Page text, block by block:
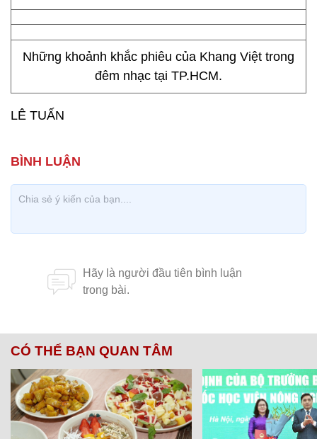
Những khoảnh khắc phiêu của Khang Việt trong
đêm nhạc tại TP.HCM.
LÊ TUẤN
CÓ THỂ BẠN QUAN TÂM